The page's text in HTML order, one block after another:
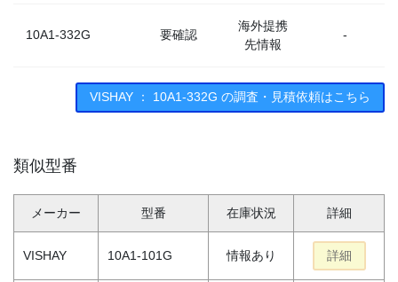
10A1-332G 要確認
海外提携
先情報
-
VISHAY ： 10A1-332G の調査・見積依頼はこちら
類似型番
メーカー 型番 在庫状況 詳細
VISHAY 10A1-101G 情報あり 詳細